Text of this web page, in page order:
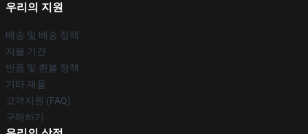
우리의 지원
배송 및 배송 정책
지불 기간
반품 및 환불 정책
기타 제품
고객지원 (FAQ)
구매하기